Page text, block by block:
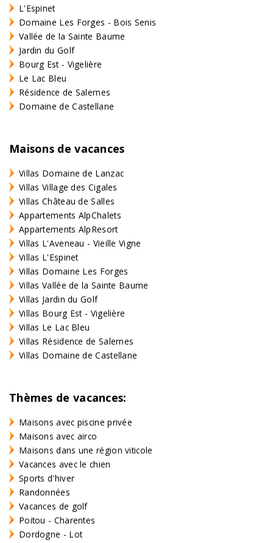
L'Espinet
Domaine Les Forges - Bois Senis
Vallée de la Sainte Baume
Jardin du Golf
Bourg Est - Vigelière
Le Lac Bleu
Résidence de Salernes
Domaine de Castellane
Maisons de vacances
Villas Domaine de Lanzac
Villas Village des Cigales
Villas Château de Salles
Appartements AlpChalets
Appartements AlpResort
Villas L'Aveneau - Vieille Vigne
Villas L'Espinet
Villas Domaine Les Forges
Villas Vallée de la Sainte Baume
Villas Jardin du Golf
Villas Bourg Est - Vigelière
Villas Le Lac Bleu
Villas Résidence de Salernes
Villas Domaine de Castellane
Thèmes de vacances:
Maisons avec piscine privée
Maisons avec airco
Maisons dans une région viticole
Vacances avec le chien
Sports d'hiver
Randonnées
Vacances de golf
Poitou - Charentes
Dordogne - Lot